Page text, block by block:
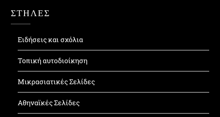
ΣΤΗΛΕΣ
Ειδήσεις και σχόλια
Τοπική αυτοδιοίκηση
Μικρασιατικές Σελίδες
Αθηναϊκές Σελίδες